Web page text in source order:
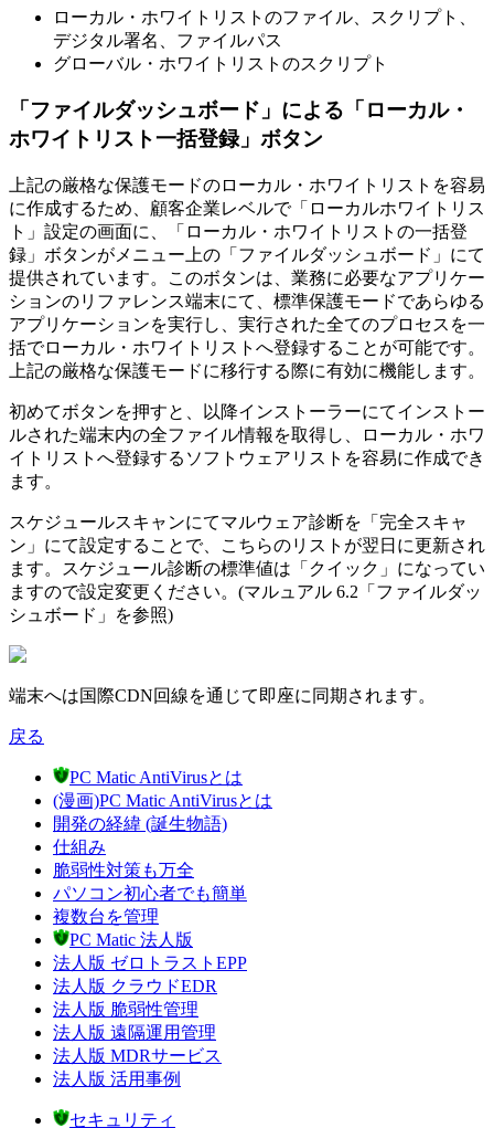
ローカル・ホワイトリストのファイル、スクリプト、
デジタル署名、ファイルパス
グローバル・ホワイトリストのスクリプト
「ファイルダッシュボード」による「ローカル・
ホワイトリスト一括登録」ボタン
上記の厳格な保護モードのローカル・ホワイトリストを容易
に作成するため、顧客企業レベルで「ローカルホワイトリス
ト」設定の画面に、「ローカル・ホワイトリストの一括登
録」ボタンがメニュー上の「ファイルダッシュボード」にて
提供されています。このボタンは、業務に必要なアプリケー
ションのリファレンス端末にて、標準保護モードであらゆる
アプリケーションを実行し、実行された全てのプロセスを一
括でローカル・ホワイトリストへ登録することが可能です。
上記の厳格な保護モードに移行する際に有効に機能します。
初めてボタンを押すと、以降インストーラーにてインストー
ルされた端末内の全ファイル情報を取得し、ローカル・ホワ
イトリストへ登録するソフトウェアリストを容易に作成でき
ます。
スケジュールスキャンにてマルウェア診断を「完全スキャ
ン」にて設定することで、こちらのリストが翌日に更新され
ます。スケジュール診断の標準値は「クイック」になってい
ますので設定変更ください。(マルュアル 6.2「ファイルダッ
シュボード」を参照)
端末へは国際CDN回線を通じて即座に同期されます。
戻る
PC Matic AntiVirusとは
(漫画)PC Matic AntiVirusとは
開発の経緯 (誕生物語)
仕組み
脆弱性対策も万全
パソコン初心者でも簡単
複数台を管理
PC Matic 法人版
法人版 ゼロトラストEPP
法人版 クラウドEDR
法人版 脆弱性管理
法人版 遠隔運用管理
法人版 MDRサービス
法人版 活用事例
セキュリティ